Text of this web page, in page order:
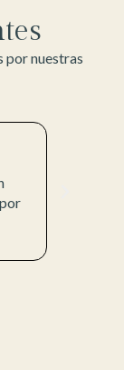
por nuestras